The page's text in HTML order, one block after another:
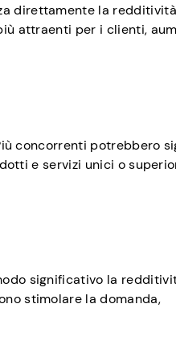
direttamente la
attraenti per i clienti,
concorrenti potrebbero
e servizi unici o
significativo la
stimolare la domanda,